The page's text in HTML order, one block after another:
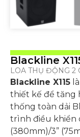
Blackline
LOA THỤ ĐỘNG 2
Blackline X115
thiết kế để tăng
thống toàn dải
trình điều khiển
(380mm)/3”